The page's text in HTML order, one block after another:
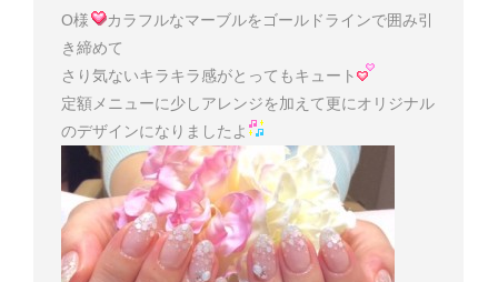
O様
カラフルなマーブルをゴールドラインで囲み引
き締めて
さり気ないキラキラ感がとってもキュート
定額メニューに少しアレンジを加えて更にオリジナル
のデザインになりましたよ